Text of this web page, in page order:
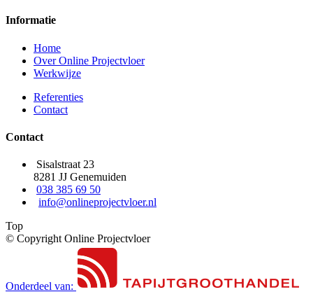
Informatie
Home
Over Online Projectvloer
Werkwijze
Referenties
Contact
Contact
Sisalstraat 23
8281 JJ Genemuiden
038 385 69 50
info@onlineprojectvloer.nl
Top
© Copyright Online Projectvloer
Onderdeel van: